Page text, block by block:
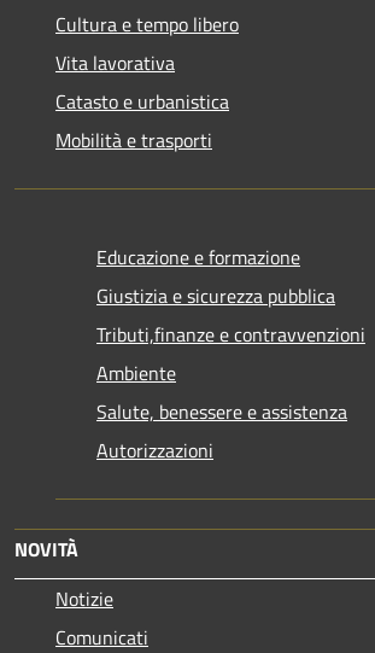
Cultura e tempo libero
Vita lavorativa
Catasto e urbanistica
Mobilità e trasporti
Educazione e formazione
Giustizia e sicurezza pubblica
Tributi,finanze e contravvenzioni
Ambiente
Salute, benessere e assistenza
Autorizzazioni
NOVITÀ
Notizie
Comunicati